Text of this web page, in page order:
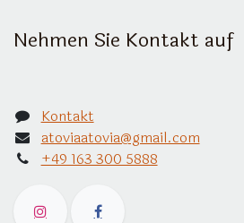
Nehmen Sie Kontakt auf
Kontakt
atoviaatovia@gmail.com
+49 163 300 5888